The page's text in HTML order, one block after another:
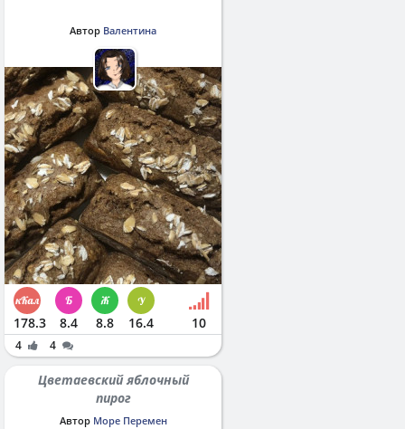
Автор Валентина
178.3 8.4 8.8 16.4 10
4 4
Цветаевский яблочный
пирог
Автор Море Перемен